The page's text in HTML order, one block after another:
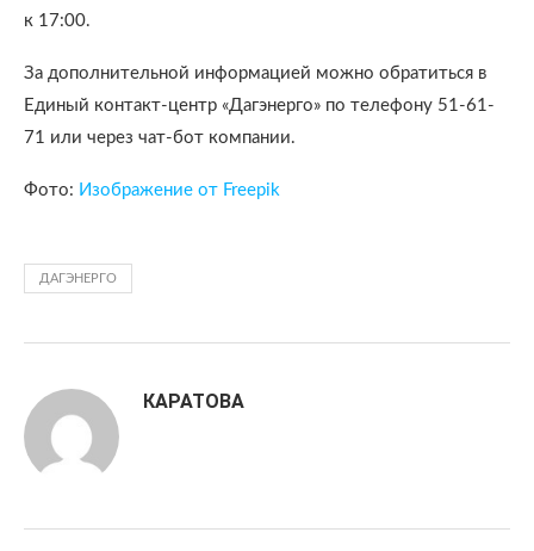
к 17:00.
За дополнительной информацией можно обратиться в
Единый контакт-центр «Дагэнерго» по телефону 51-61-
71 или через чат-бот компании.
Фото: Изображение от Freepik
ДАГЭНЕРГО
КАРАТОВА